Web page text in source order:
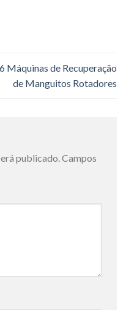
6 Máquinas de Recuperação
de Manguitos Rotadores
publicado.Campos